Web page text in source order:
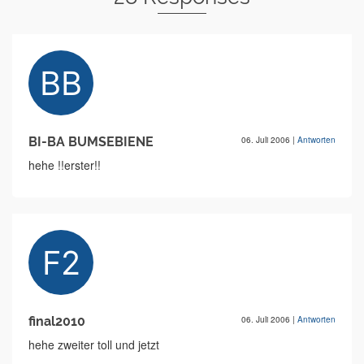
BI-BA BUMSEBIENE 06. Juli 2006 | Antworten
hehe !!erster!!
final2010 06. Juli 2006 | Antworten
hehe zweiter toll und jetzt